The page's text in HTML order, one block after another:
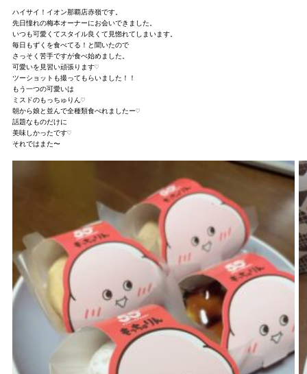
ハイサイ！イオン那覇店赤嶺です。
先日憧れの梅本オーナーにお会いできました。
いつも可愛くてスタイル良くて見惚れてしまいます。
毎日もずくを食べてる！と聞いたので
さっそく苦手ですが食べ始めました。
可愛いを見習い頑張ります♡
ツーショットも撮ってもらいました！！
もう一つの可愛いは
ミスドのもっちゅりん♡
朝から娘と並んで全種類食べれましたー♡
話題なものだけに
美味しかったです♡
それではまた〜